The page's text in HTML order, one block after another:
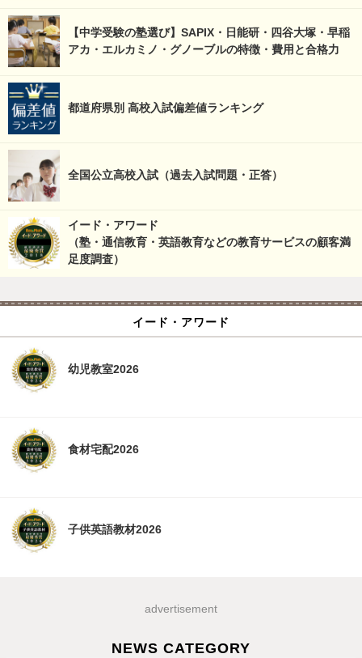
【中学受験の塾選び】SAPIX・日能研・四谷大塚・早稲
アカ・エルカミノ・グノーブルの特徴・費用と合格力
都道府県別 高校入試偏差値ランキング
全国公立高校入試（過去入試問題・正答）
イード・アワード
（塾・通信教育・英語教育などの教育サービスの顧客満
足度調査）
イード・アワード
幼児教室2026
食材宅配2026
子供英語教材2026
advertisement
NEWS CATEGORY